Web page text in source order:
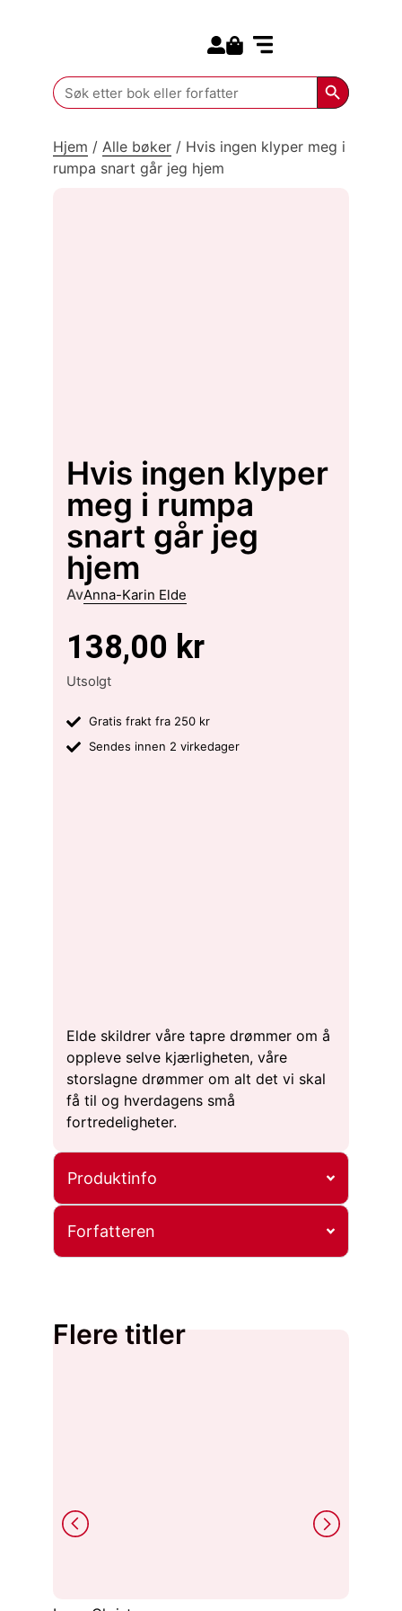
Search
for:
Search
Hjem / Alle bøker / Hvis ingen klyper meg i
rumpa snart går jeg hjem
Hvis ingen klyper
meg i rumpa
snart går jeg
hjem
AvAnna-Karin Elde
138,00 kr
Utsolgt
Gratis frakt fra 250 kr
Sendes innen 2 virkedager
Elde skildrer våre tapre drømmer om å
oppleve selve kjærligheten, våre
storslagne drømmer om alt det vi skal
få til og hverdagens små
fortredeligheter.
Produktinfo
Forfatteren
Flere titler